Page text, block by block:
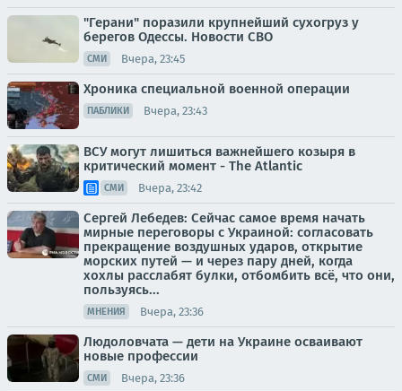
"Герани" поразили крупнейший сухогруз у
берегов Одессы. Новости СВО
СМИ Вчера, 23:45
Хроника специальной военной операции
ПАБЛИКИ Вчера, 23:43
ВСУ могут лишиться важнейшего козыря в
критический момент - The Atlantic
СМИ Вчера, 23:42
Сергей Лебедев: Сейчас самое время начать
мирные переговоры с Украиной: согласовать
прекращение воздушных ударов, открытие
морских путей — и через пару дней, когда
хохлы расслабят булки, отбомбить всё, что они,
пользуясь...
МНЕНИЯ Вчера, 23:36
Людоловчата — дети на Украине осваивают
новые профессии
СМИ Вчера, 23:36